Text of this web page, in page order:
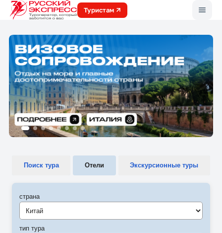
Туристам
Поиск тура Отели Экскурсионные туры
страна
Китай
тип тура